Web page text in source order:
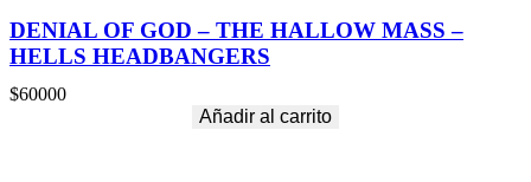
DENIAL OF GOD – THE HALLOW MASS –
HELLS HEADBANGERS
$60000
Añadir al carrito